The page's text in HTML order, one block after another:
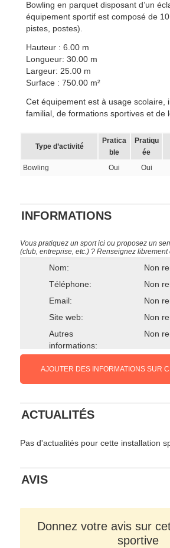
Bowling en parquet disposant d’un
équipement sportif est composé de
pistes, postes).
Hauteur : 6.00 m
Longueur: 30.00 m
Largeur: 25.00 m
Surface : 750.00 m²
Cet équipement est à usage scolaire,
familial, de formations sportives et de
Type d’activité
Pratica
ble
Pratiqu
ée
Bowling Oui Oui
INFORMATIONS
Vous pratiquez un sport ici ou proposez un
(club, entreprise, etc.) ? Renseignez librement
Nom:
Non
Téléphone:
Non
Email:
Non
Site web:
Non
Autres
informations:
Non
AJOUTER DES INFORMATIONS SUR
ACTUALITÉS
Pas d'actualités pour cette installation
AVIS
Donnez votre avis sur
sportive